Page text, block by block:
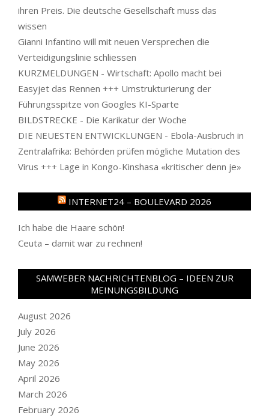
ihren Preis. Die deutsche Gesellschaft muss das
wissen
Gianni Infantino will mit neuen Versprechen die
Verteidigungslinie schliessen
KURZMELDUNGEN - Wirtschaft: Apollo macht bei
Easyjet das Rennen +++ Umstrukturierung der
Führungsspitze von Googles KI-Sparte
BILDSTRECKE - Die Karikatur der Woche
DIE NEUESTEN ENTWICKLUNGEN - Ebola-Ausbruch in
Zentralafrika: Behörden prüfen mögliche Mutation des
Virus +++ Lage in Kongo-Kinshasa «kritischer denn je»
INTERNET24 – BOULEVARD 2026
Ich habe die Haare schön!
Ceuta – damit war zu rechnen!
SAMWEBER NACHRICHTENBLOG – IDEEN ZUR
MEINUNGSBILDUNG
August 2026
July 2026
June 2026
May 2026
April 2026
March 2026
February 2026